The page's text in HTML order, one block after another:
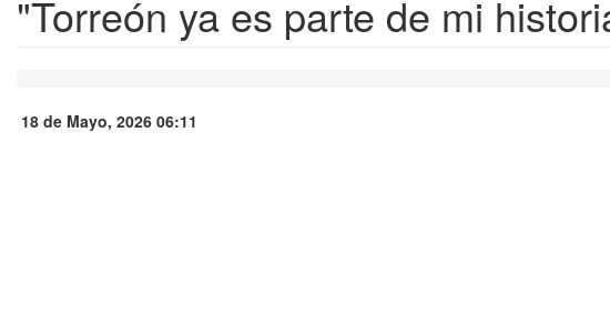
"Torreón ya es parte de mi
18 de Mayo, 2026 06:11